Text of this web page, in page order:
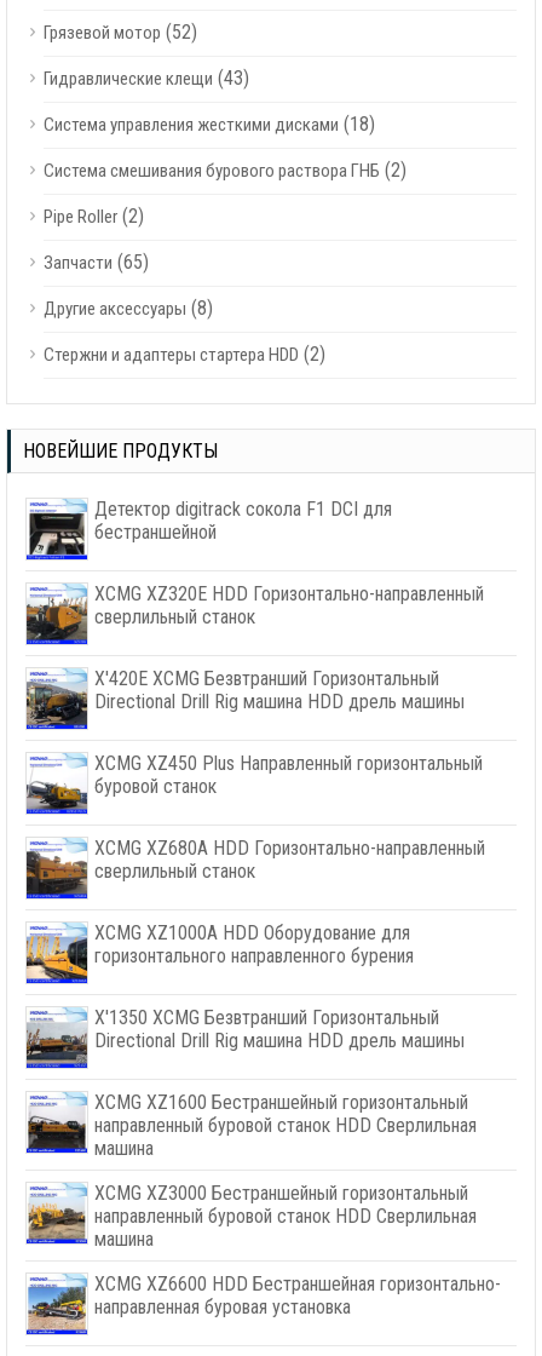
Грязевой мотор (52)
Гидравлические клещи (43)
Система управления жесткими дисками (18)
Система смешивания бурового раствора ГНБ (2)
Pipe Roller (2)
Запчасти (65)
Другие аксессуары (8)
Стержни и адаптеры стартера HDD (2)
НОВЕЙШИЕ ПРОДУКТЫ
Детектор digitrack сокола F1 DCI для
бестраншейной
XCMG XZ320E HDD Горизонтально-направленный
сверлильный станок
X'420E XCMG Безвтранший Горизонтальный
Directional Drill Rig машина HDD дрель машины
XCMG XZ450 Plus Направленный горизонтальный
буровой станок
XCMG XZ680A HDD Горизонтально-направленный
сверлильный станок
XCMG XZ1000A HDD Оборудование для
горизонтального направленного бурения
X'1350 XCMG Безвтранший Горизонтальный
Directional Drill Rig машина HDD дрель машины
XCMG XZ1600 Бестраншейный горизонтальный
направленный буровой станок HDD Сверлильная
машина
XCMG XZ3000 Бестраншейный горизонтальный
направленный буровой станок HDD Сверлильная
машина
XCMG XZ6600 HDD Бестраншейная горизонтально-
направленная буровая установка